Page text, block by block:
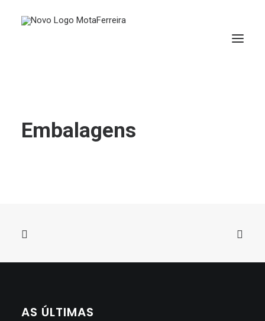
Embalagens
AS ÚLTIMAS